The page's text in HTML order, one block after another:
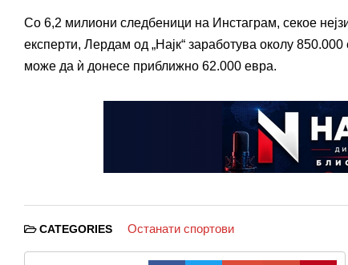
Со 6,2 милиони следбеници на Инстаграм, секое
експерти, Лердам од „Најк“ заработува околу
може да ѝ донесе приближно 62.000 евра.
CATEGORIES Останати спортови